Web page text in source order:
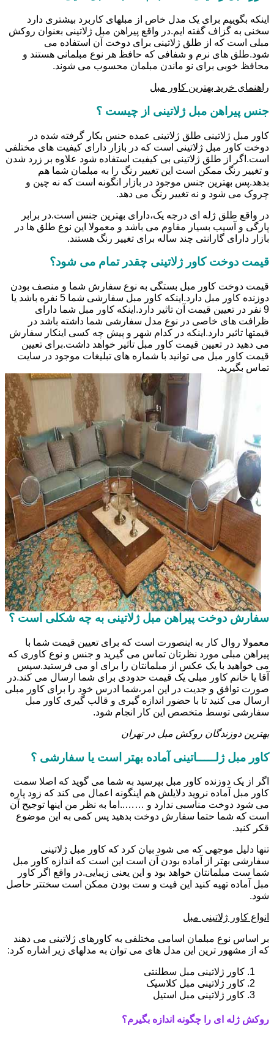
اینکه بگوییم برای یک مدل خاص از مبلهای کاربرد بیشتری دارد
سخنی به گزاف گفته ایم.در واقع پیراهن مبل ژلاتینی بعنوان روکش
مبلی است که از طلق ژلاتینی برای دوخت آن استفاده می
شود.طلق های نرم و شفافی که حافظ هر نوع مبلمانی هستند و
محافظ خوبی برای نو ماندن مبلمان محسوب می شوند.
راهنمای خرید بهترین کاور مبل
جنس پیراهن مبل ژلاتینی از چیست ؟
کاور مبل ژلاتینی طلق ژلاتینی عمده حنس بکار گرفته شده در
دوخت کاور مبل ژلاتینی است که در بازار دارای کیفیت های مختلفی
است.اگر از طلق ژلاتینی بی کیفیت استفاده شود علاوه بر زرد شدن
و تغییر رنگ ممکن است این تغییر رنگ را به مبلمان شما هم
بدهد.پس بهترین جنس موجود در بازار انگونه است که نه چین و
چروک می شود و نه تغییر رنگ می دهد.
در واقع طلق ژله ای درجه یک،دارای بهترین جنس است.در برابر
پارگی و آسیب بسیار مقاوم می باشد و معمولا این نوع طلق ها در
بازار دارای گارانتی چند ساله برای تغییر رنگ هستند.
قیمت دوخت کاور ژلاتینی چقدر تمام می شود؟
قیمت دوخت کاور مبل بستگی به نوع سفارش شما و منصف بودن
دوزنده کاور مبل دارد.اینکه کاور مبل سفارشی شما 5 نفره باشد یا
9 نفر در تعیین قیمت آن تاثیر دارد.اینکه کاور مبل شما دارای
ظرافت های خاصی در نوع مدل سفارشی شما داشته باشد در
قیمتها تاثیر دارد.اینکه در کدام شهر و پیش چه کسی اینکار سفارش
می دهید در تعیین قیمت کاور مبل تاثیر خواهد داشت.برای تعیین
قیمت کاور مبل می توانید با شماره های تبلیغات موجود در سایت
تماس بگیرید.
سفارش دوخت پیراهن مبل ژلاتینی به چه شکلی است ؟
معمولا روال کار به اینصورت است که برای تعیین قیمت شما با
پیراهن مبلی مورد نظرتان تماس می گیرید و جنس و نوع کاوری که
می خواهید با یک عکس از مبلمانتان را برای او می فرستید.سپس
آقا یا خانم کاور مبلی یک قیمت حدودی برای شما ارسال می کند.در
صورت توافق و جدیت در این امر،شما ادرس خود را برای کاور مبلی
ارسال می کنید تا با حضور اندازه گیری و قالب گیری کاور مبل
سفارشی توسط متخصص این کار انجام شود.
بهترین دوزندگان روکش مبل در تهران
کاور مبل ژلـــــاتینی آماده بهتر است یا سفارشی ؟
اگر از یک دوزنده کاور مبل بپرسید به شما می گوید که اصلا سمت
کاور مبل آماده نروید دلایلش هم اینگونه اعمال می کند که زود پاره
می شود دوخت مناسبی ندارد و ……..اما به نظر من اینها توجیح آن
است که شما حتما سفارش دوخت بدهید پس کمی به این موضوع
قکر کنید.
تنها دلیل موجهی که می شود بیان کرد که کاور مبل ژلاتینی
سفارشی بهتر از آماده بودن آن است این است که اندازه کاور مبل
شما ست مبلمانتان خواهد بود و این یعنی زیبایی.در واقع اگر کاور
مبل آماده تهیه کنید این فیت و ست بودن ممکن است سختتر حاصل
شود.
انواع کاور ژلاتینی مبل
بر اساس نوع مبلمان اسامی مختلفی به کاورهای ژلاتینی می دهند
که از مشهور ترین این مدل های می توان به مدلهای زیر اشاره کرد:
کاور ژلاتینی مبل سطلنتی
کاور ژلاتینی مبل کلاسیک
کاور ژلاتینی مبل استیل
روکش ژله ای را چگونه اندازه بگیرم؟